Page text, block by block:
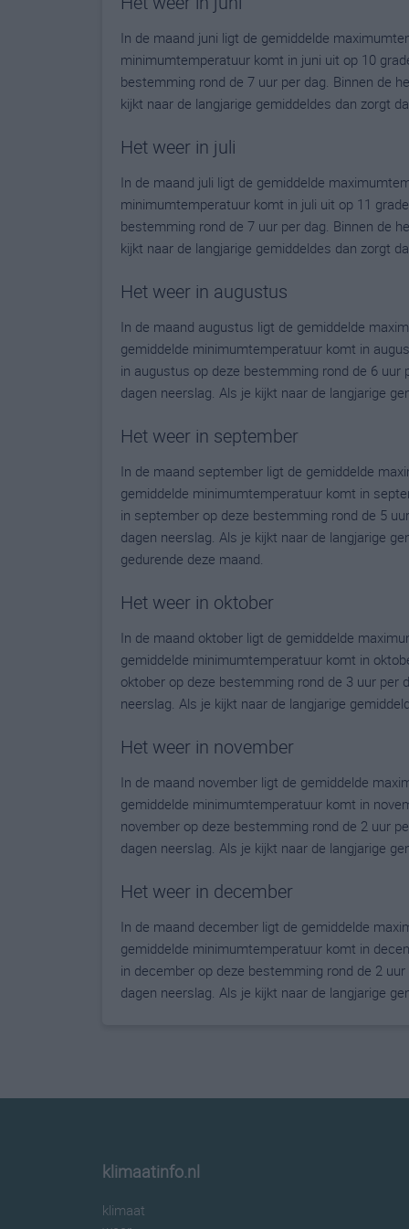
In de maand juni ligt de gemiddelde
minimumtemperatuur komt in juni uit op 10
bestemming rond de 7 uur per dag. Binnen de
kijkt naar de langjarige gemiddeldes dan zorgt
Het weer in juli
In de maand juli ligt de gemiddelde
minimumtemperatuur komt in juli uit op 11
bestemming rond de 7 uur per dag. Binnen de
kijkt naar de langjarige gemiddeldes dan zorgt
Het weer in augustus
In de maand augustus ligt de gemiddelde
gemiddelde minimumtemperatuur komt in
in augustus op deze bestemming rond de 6 uur
dagen neerslag. Als je kijkt naar de langjarige
Het weer in september
In de maand september ligt de gemiddelde
gemiddelde minimumtemperatuur komt in
in september op deze bestemming rond de 5
dagen neerslag. Als je kijkt naar de langjarige
gedurende deze maand.
Het weer in oktober
In de maand oktober ligt de gemiddelde
gemiddelde minimumtemperatuur komt in
oktober op deze bestemming rond de 3 uur per
neerslag. Als je kijkt naar de langjarige
Het weer in november
In de maand november ligt de gemiddelde
gemiddelde minimumtemperatuur komt in
november op deze bestemming rond de 2 uur
dagen neerslag. Als je kijkt naar de langjarige
Het weer in december
In de maand december ligt de gemiddelde
gemiddelde minimumtemperatuur komt in
in december op deze bestemming rond de 2
dagen neerslag. Als je kijkt naar de langjarige
klimaatinfo.nl
klimaat